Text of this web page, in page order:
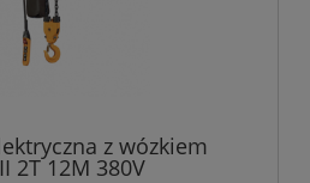
z wózkiem
2T 12M 380V